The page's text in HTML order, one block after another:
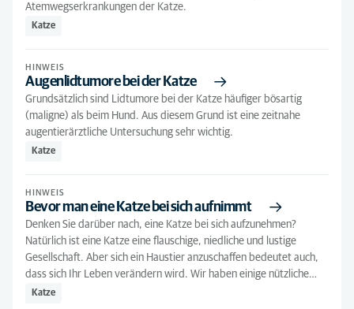
Hinweis
Alle Tierarten
Hund
Katze
Seniorkatze
Senioren
Atemwegserkrankungen der Katze.
Katze
HINWEIS
Augenlidtumore bei der Katze
Grundsätzlich sind Lidtumore bei der Katze häufiger bösartig
(maligne) als beim Hund. Aus diesem Grund ist eine zeitnahe
augentierärztliche Untersuchung sehr wichtig.
Katze
HINWEIS
Bevor man eine Katze bei sich aufnimmt
Denken Sie darüber nach, eine Katze bei sich aufzunehmen?
Natürlich ist eine Katze eine flauschige, niedliche und lustige
Gesellschaft. Aber sich ein Haustier anzuschaffen bedeutet auch,
dass sich Ihr Leben verändern wird. Wir haben einige nützliche…
Katze